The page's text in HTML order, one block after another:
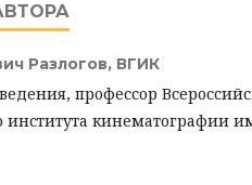
Разлогов, ВГИК
профессор
института кинематографии